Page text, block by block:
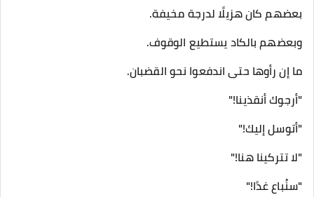
بعضهم كان هزيلًا لدرجة مخيفة.
وبعضهم بالكاد يستطيع الوقوف.
ما إن رأوها حتى اندفعوا نحو القضبان.
"أرجوك أنقذينا!"
"أتوسل إليك!"
"لا تتركينا هنا!"
"سنُباع غدًا!"